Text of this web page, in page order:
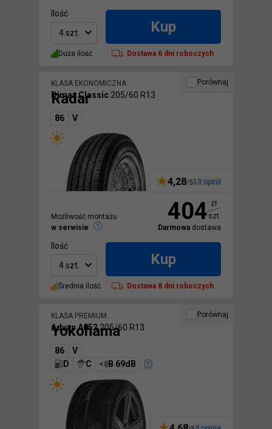
Ilość
4 szt.
Kup
Duża ilość Dostawa 6 dni roboczych
Porównaj
KLASA EKONOMICZNA
Radar
Dimax Classic 205/60 R13
86 V
404 zł
szt.
Darmowa dostawa
4,28/513 opinii
Możliwość montażu
w serwisie
Ilość
4 szt.
Kup
Średnia ilość Dostawa 8 dni roboczych
Porównaj
KLASA PREMIUM
Yokohama
Advan A052 205/60 R13
86
V
D
C B 69dB